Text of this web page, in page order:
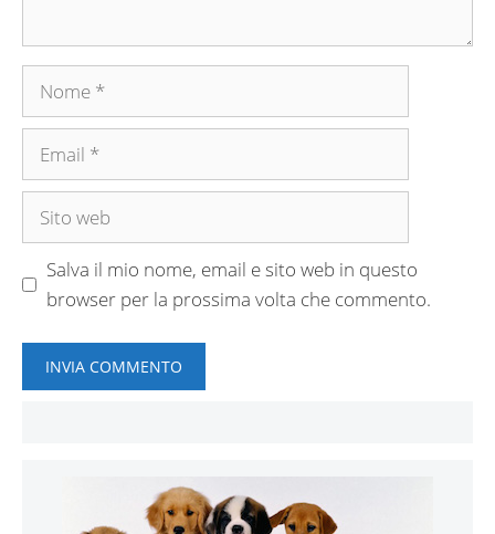
Nome
Email
Sito
Salva il mio nome, email e sito web in questo
browser per la prossima volta che commento.